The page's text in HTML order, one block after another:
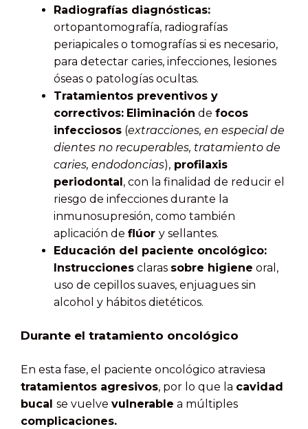
Radiografías diagnósticas:
ortopantomografía, radiografías
periapicales o tomografías si es necesario,
para detectar caries, infecciones, lesiones
óseas o patologías ocultas.
Tratamientos preventivos y
correctivos: Eliminación de focos
infecciosos (extracciones, en especialde
dientes no recuperables, tratamiento de
caries, endodoncias), profilaxis
periodontal, con la finalidad de reducir el
riesgo de infecciones durante la
inmunosupresión, como también
aplicación de flúor y sellantes.
Educación del paciente oncológico:
Instrucciones claras sobre higiene oral,
uso de cepillos suaves, enjuagues sin
alcohol y hábitos dietéticos.
Durante el tratamiento oncológico
En esta fase, el paciente oncológico atraviesa
tratamientos agresivos, por lo que la cavidad
bucal se vuelve vulnerable a múltiples
complicaciones.